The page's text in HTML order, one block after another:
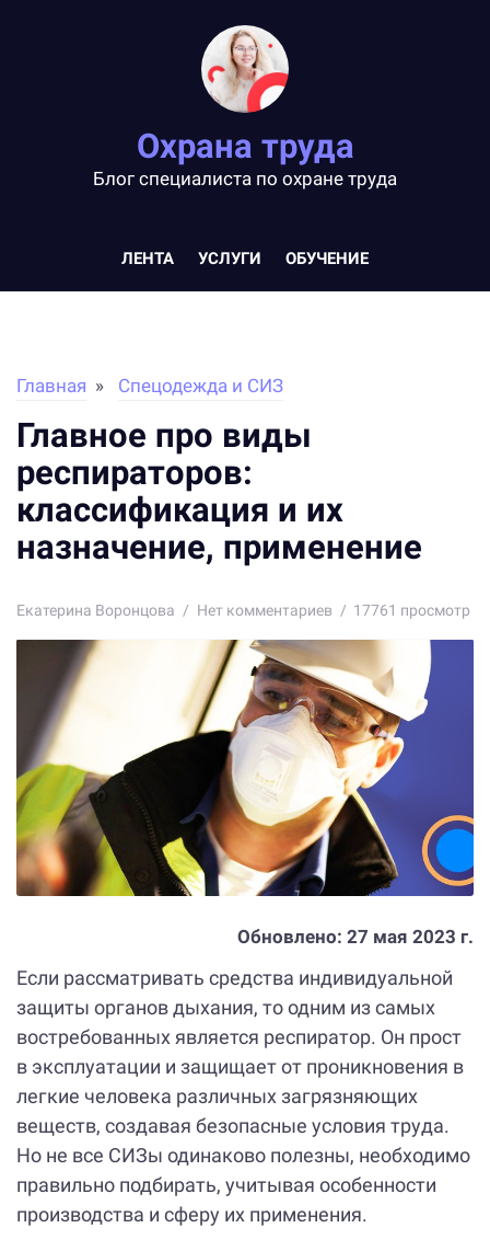
Охрана труда
Блог специалиста по охране труда
ЛЕНТА УСЛУГИ ОБУЧЕНИЕ
Главная Спецодежда и СИЗ
Главное про виды
респираторов:
классификация и их
назначение, применение
Екатерина Воронцова Нет комментариев 17761 просмотр
Обновлено: 27 мая 2023 г.
Если рассматривать средства индивидуальной
защиты органов дыхания, то одним из самых
востребованных является респиратор. Он прост
в эксплуатации и защищает от проникновения в
легкие человека различных загрязняющих
веществ, создавая безопасные условия труда.
Но не все СИЗы одинаково полезны, необходимо
правильно подбирать, учитывая особенности
производства и сферу их применения.